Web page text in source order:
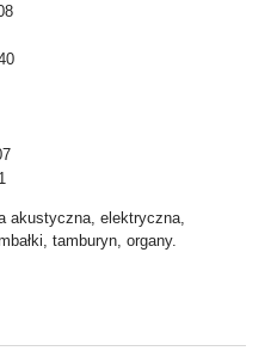
akustyczna, elektryczna,
tamburyn, organy.